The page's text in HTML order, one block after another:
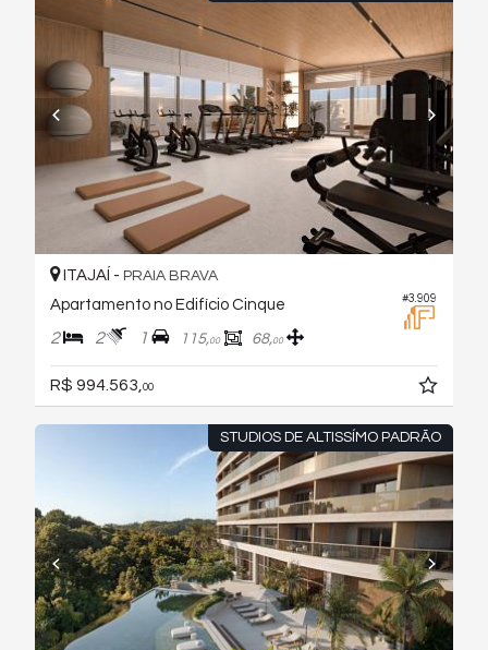
#3.909
ITAJAÍ - PRAIA BRAVA
Apartamento no Edifício Cinque
2 2 1 115,00 68,00
R$ 994.563, 00
STUDIOS DE ALTISSÍMO PADRÃO